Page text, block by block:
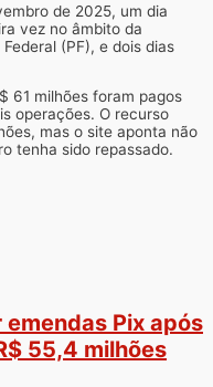
de 2025, um dia
vez no âmbito da
(PF), e dois dias
61 milhões foram pagos
operações. O recurso
mas o site aponta não
tenha sido repassado.
Pix após
55,4 milhões